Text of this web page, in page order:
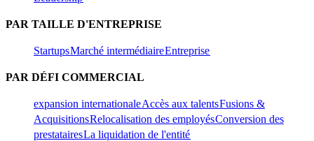
PAR TAILLE D'ENTREPRISE​​
Startups​​Marché intermédiaire​​Entreprise​​
PAR DÉFI COMMERCIAL​​
expansion internationale​​Accès aux talents​​Fusions &
Acquisitions​​Relocalisation des employés​​Conversion des
prestataires​​La liquidation de l'entité​​